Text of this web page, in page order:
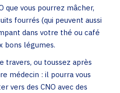
que vous pourrez mâcher,
fourrés (qui peuvent aussi
dans votre thé ou café
bons légumes.
travers, ou toussez après
médecin : il pourra vous
vers des CNO avec des